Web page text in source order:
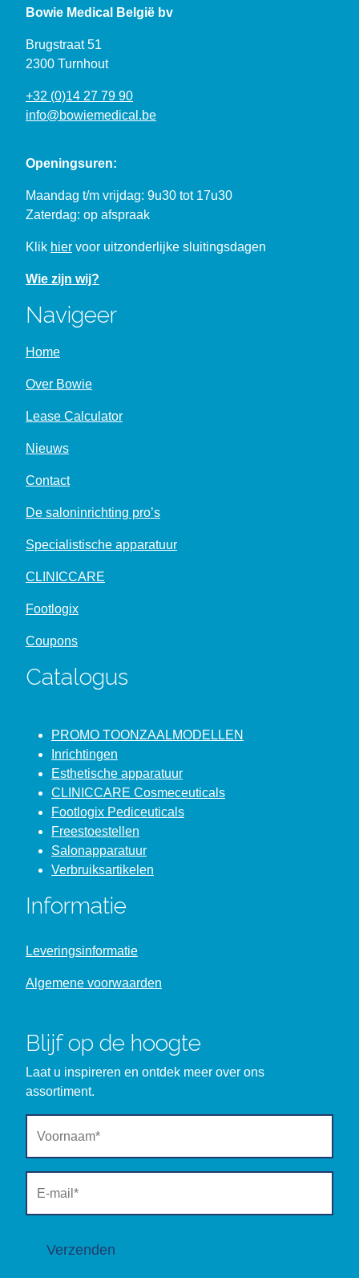
Bowie Medical België bv
Brugstraat 51
2300 Turnhout
+32 (0)14 27 79 90
info@bowiemedical.be
Openingsuren:
Maandag t/m vrijdag: 9u30 tot 17u30
Zaterdag: op afspraak
Klik hier voor uitzonderlijke sluitingsdagen
Wie zijn wij?
Navigeer
Home
Over Bowie
Lease Calculator
Nieuws
Contact
De saloninrichting pro’s
Specialistische apparatuur
CLINICCARE
Footlogix
Coupons
Catalogus
PROMO TOONZAALMODELLEN
Inrichtingen
Esthetische apparatuur
CLINICCARE Cosmeceuticals
Footlogix Pediceuticals
Freestoestellen
Salonapparatuur
Verbruiksartikelen
Informatie
Leveringsinformatie
Algemene voorwaarden
Blijf op de hoogte
Laat u inspireren en ontdek meer over ons
assortiment.
Verzenden